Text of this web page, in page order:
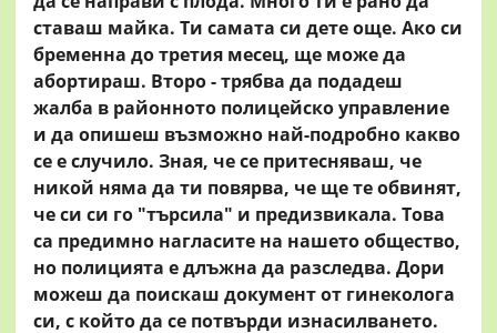
ставаш майка. Ти самата си дете още. Ако си
бременна до третия месец, ще може да
абортираш. Второ - трябва да подадеш
жалба в районното полицейско управление
и да опишеш възможно най-подробно какво
се е случило. Зная, че се притесняваш, че
никой няма да ти повярва, че ще те обвинят,
че си си го "търсила" и предизвикала. Това
са предимно нагласите на нашето общество,
но полицията е длъжна да разследва. Дори
можеш да поискаш документ от гинеколога
си, с който да се потвърди изнасилването.